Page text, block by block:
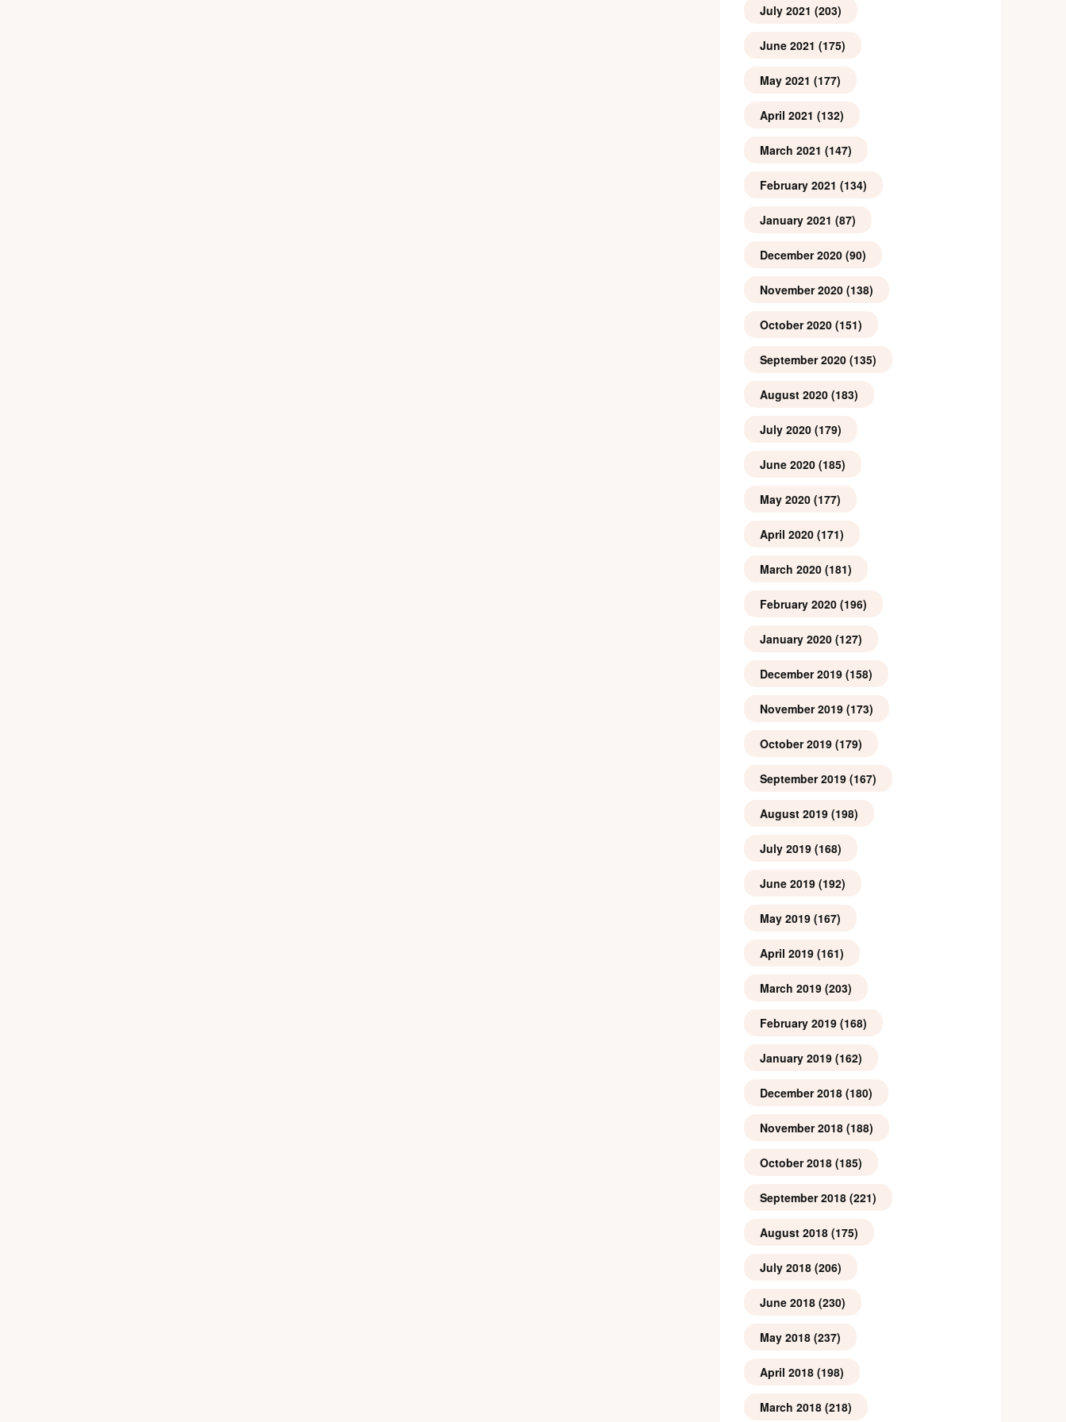
July 2021 (203)
June 2021 (175)
May 2021 (177)
April 2021 (132)
March 2021 (147)
February 2021 (134)
January 2021 (87)
December 2020(90)
November 2020(138)
October 2020(151)
September 2020(135)
August 2020(183)
July 2020(179)
June 2020(185)
May 2020(177)
April 2020(171)
March 2020(181)
February 2020(196)
January 2020(127)
December 2019(158)
November 2019(173)
October 2019(179)
September 2019(167)
August 2019(198)
July 2019(168)
June 2019(192)
May 2019(167)
April 2019(161)
March 2019(203)
February 2019(168)
January 2019(162)
December 2018(180)
November 2018(188)
October 2018(185)
September 2018(221)
August 2018(175)
July 2018(206)
June 2018(230)
May 2018(237)
April 2018(198)
March 2018(218)